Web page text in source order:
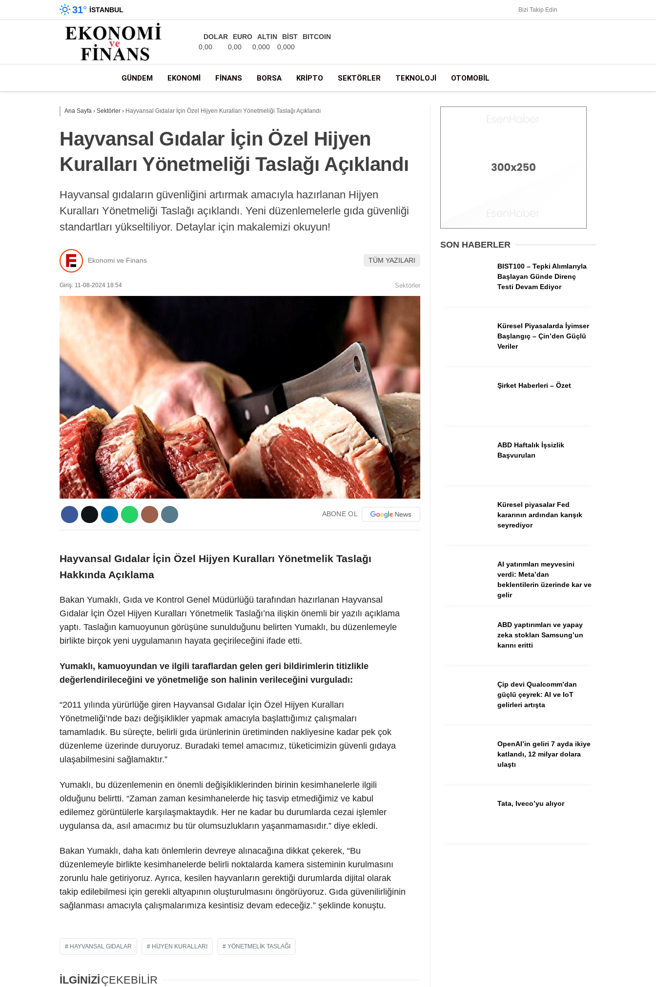
Gündem
Ekonomi
Borsa
Spor
Kripto
31° İSTANBUL Bizi Takip Edin
DOLAR
0,00
EURO
0,00
ALTIN
0,000
BİST
0,000
BITCOIN
GÜNDEM EKONOMI FINANS BORSA KRIPTO SEKTÖRLER TEKNOLOJI OTOMOBIL
Ana Sayfa › Sektörler › Hayvansal Gıdalar İçin Özel Hijyen Kuralları Yönetmeliği Taslağı Açıklandı
Hayvansal Gıdalar İçin Özel Hijyen
Kuralları Yönetmeliği Taslağı Açıklandı
Hayvansal gıdaların güvenliğini artırmak amacıyla hazırlanan Hijyen
Kuralları Yönetmeliği Taslağı açıklandı. Yeni düzenlemelerle gıda güvenliği
standartları yükseltiliyor. Detaylar için makalemizi okuyun!
Ekonomi ve Finans TÜM YAZILARI
Giriş: 11-08-2024 18:54 Sektörler
ABONE OL
Hayvansal Gıdalar İçin Özel Hijyen Kuralları Yönetmelik Taslağı
Hakkında Açıklama
Bakan Yumaklı, Gıda ve Kontrol Genel Müdürlüğü tarafından hazırlanan Hayvansal
Gıdalar İçin Özel Hijyen Kuralları Yönetmelik Taslağı’na ilişkin önemli bir yazılı açıklama
yaptı. Taslağın kamuoyunun görüşüne sunulduğunu belirten Yumaklı, bu düzenlemeyle
birlikte birçok yeni uygulamanın hayata geçirileceğini ifade etti.
Yumaklı, kamuoyundan ve ilgili taraflardan gelen geri bildirimlerin titizlikle
değerlendirileceğini ve yönetmeliğe son halinin verileceğini vurguladı:
“2011 yılında yürürlüğe giren Hayvansal Gıdalar İçin Özel Hijyen Kuralları
Yönetmeliği’nde bazı değişiklikler yapmak amacıyla başlattığımız çalışmaları
tamamladık. Bu süreçte, belirli gıda ürünlerinin üretiminden nakliyesine kadar pek çok
düzenleme üzerinde duruyoruz. Buradaki temel amacımız, tüketicimizin güvenli gıdaya
ulaşabilmesini sağlamaktır.”
Yumaklı, bu düzenlemenin en önemli değişikliklerinden birinin kesimhanelerle ilgili
olduğunu belirtti. “Zaman zaman kesimhanelerde hiç tasvip etmediğimiz ve kabul
edilemez görüntülerle karşılaşmaktaydık. Her ne kadar bu durumlarda cezai işlemler
uygulansa da, asıl amacımız bu tür olumsuzlukların yaşanmamasıdır.” diye ekledi.
Bakan Yumaklı, daha katı önlemlerin devreye alınacağına dikkat çekerek, “Bu
düzenlemeyle birlikte kesimhanelerde belirli noktalarda kamera sisteminin kurulmasını
zorunlu hale getiriyoruz. Ayrıca, kesilen hayvanların gerektiği durumlarda dijital olarak
takip edilebilmesi için gerekli altyapının oluşturulmasını öngörüyoruz. Gıda güvenilirliğinin
sağlanması amacıyla çalışmalarımıza kesintisiz devam edeceğiz.” şeklinde konuştu.
HAYVANSAL GIDALAR HIJYEN KURALLARI YÖNETMELIK TASLAĞI
İLGİNİZİÇEKEBİLİR
SON HABERLER
BIST100 – Tepki Alımlarıyla
Başlayan Günde Direnç
Testi Devam Ediyor
Küresel Piyasalarda İyimser
Başlangıç – Çin’den Güçlü
Veriler
Şirket Haberleri – Özet
ABD Haftalık İşsizlik
Başvuruları
Küresel piyasalar Fed
kararının ardından karışık
seyrediyor
AI yatırımları meyvesini
verdi: Meta’dan
beklentilerin üzerinde kar ve
gelir
ABD yaptırımları ve yapay
zeka stokları Samsung’un
karını eritti
Çip devi Qualcomm’dan
güçlü çeyrek: AI ve IoT
gelirleri artışta
OpenAI’in geliri 7 ayda ikiye
katlandı, 12 milyar dolara
ulaştı
Tata, Iveco’yu alıyor